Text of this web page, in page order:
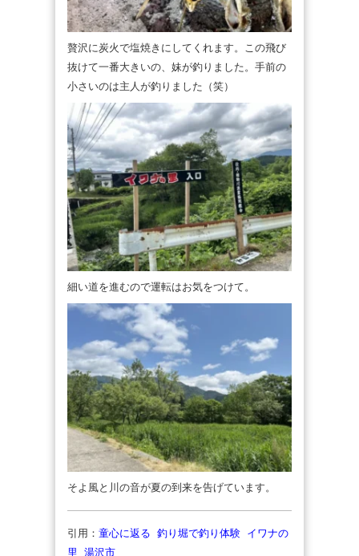
贅沢に炭火で塩焼きにしてくれます。この飛び
抜けて一番大きいの、妹が釣りました。手前の
小さいのは主人が釣りました（笑）
細い道を進むので運転はお気をつけて。
そよ風と川の音が夏の到来を告げています。
引用： 童心に返る 釣り堀で釣り体験 イワナの
里 湯沢市